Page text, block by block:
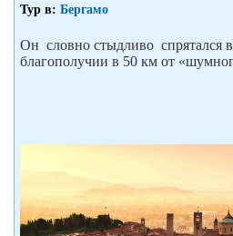
Тур в: Бергамо
Он словно стыдливо спрятался
благополучии в 50 км от